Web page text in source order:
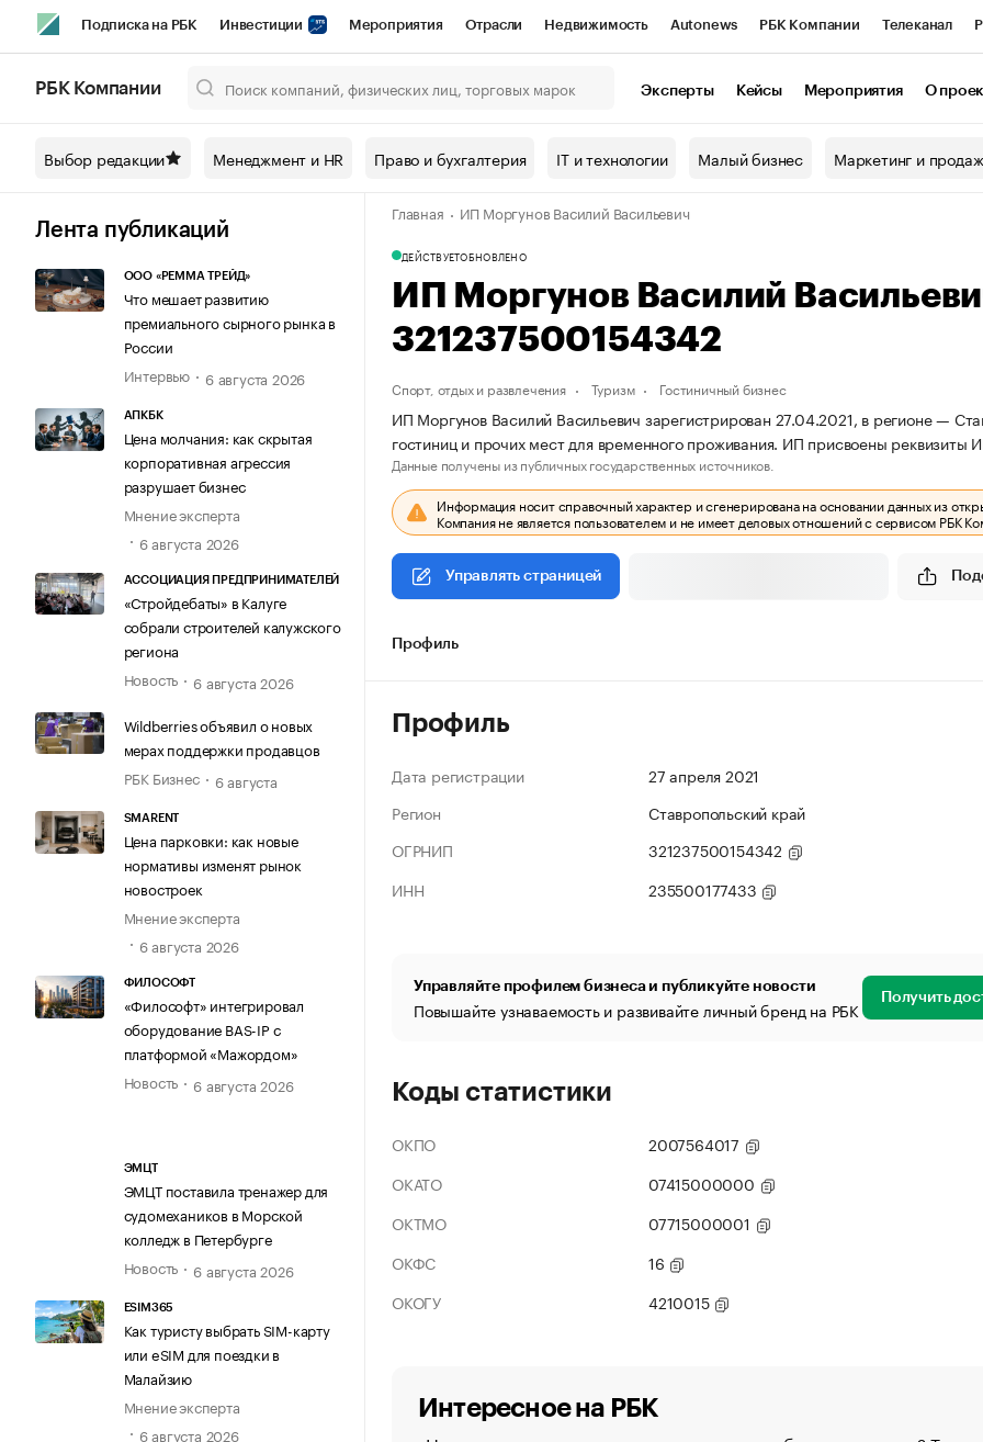
Подписка на РБК Инвестиции Мероприятия Отрасли Недвижимость Autonews РБК Компании Телеканал
Спецпроекты СПб Конференции СПб Спецпроекты Проверка контрагентов
Технологии и медиа Рынок наличной валюты
РБК Компании Эксперты Кейсы Мероприятия О
Выбор редакции Менеджмент и HR Право и бухгалтерия IT и технологии Малый бизнес Маркетинг и
Лента публикаций
ООО «РЕММА ТРЕЙД»
Что мешает развитию
премиального сырного рынка в
России
Интервью
6 августа 2026
АПКБК
Цена молчания: как скрытая
корпоративная агрессия
разрушает бизнес
Мнение эксперта
6 августа 2026
АССОЦИАЦИЯ ПРЕДПРИНИМАТЕЛЕЙ
«Стройдебаты» в Калуге
собрали строителей калужского
региона
Новость
6 августа 2026
Wildberries объявил о новых
мерах поддержки продавцов
РБК Бизнес
6 августа
SMARENT
Цена парковки: как новые
нормативы изменят рынок
новостроек
Мнение эксперта
6 августа 2026
ФИЛОСОФТ
«Философт» интегрировал
оборудование BAS-IP с
платформой «Мажордом»
Новость
6 августа 2026
ЭМЦТ
ЭМЦТ поставила тренажер для
судомехаников в Морской
колледж в Петербурге
Новость
6 августа 2026
ESIM365
Как туристу выбрать SIM-карту
или eSIM для поездки в
Малайзию
Мнение эксперта
6 августа 2026
Главная ИП Моргунов Василий Васильевич
ДЕЙСТВУЕТОБНОВЛЕНО
ИП Моргунов Василий
321237500154342
Спорт, отдых и развлечения Туризм Гостиничный бизнес
ИП Моргунов Василий Васильевич зарегистрирован 27.04.2021, в регионе —
гостиниц и прочих мест для временного проживания. ИП присвоены
Данные получены из публичных государственных источников.
Информация носит справочный характер и сгенерирована на основании данных из
Компания не является пользователем и не имеет деловых отношений с сервисом РБК
Управлять страницей
Профиль
Профиль
Дата регистрации
27 апреля 2021
Регион
Ставропольский край
ОГРНИП
321237500154342
ИНН
235500177433
Управляйте профилем бизнеса и публикуйте новости
Повышайте узнаваемость и развивайте личный бренд на РБК Получить
Коды статистики
ОКПО
2007564017
ОКАТО
07415000000
ОКТМО
07715000001
ОКФС
16
ОКОГУ
4210015
Интересное на РБК